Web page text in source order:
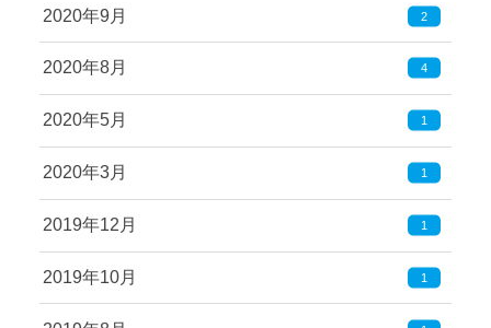
2020年9月 2
2020年8月 4
2020年5月 1
2020年3月 1
2019年12月 1
2019年10月 1